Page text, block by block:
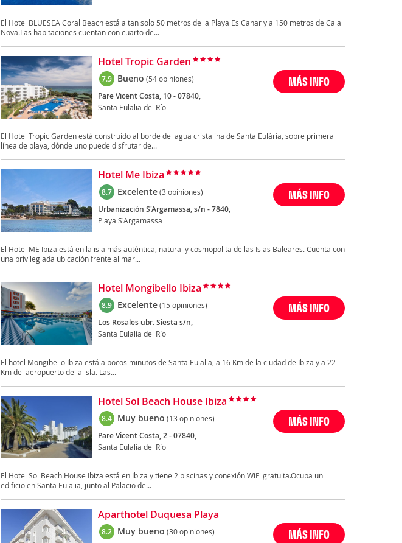
El Hotel BLUESEA Coral Beach está a tan solo 50 metros de la Playa Es Canar y a 150 metros de Cala
Nova.Las habitaciones cuentan con cuarto de...
Hotel Tropic Garden
7.9 Bueno (54 opiniones)
Pare Vicent Costa, 10 - 07840,
Santa Eulalia del Río
MÁS INFO
El Hotel Tropic Garden está construido al borde del agua cristalina de Santa Eulária, sobre primera
línea de playa, dónde uno puede disfrutar de...
Hotel Me Ibiza
8.7 Excelente(3 opiniones)
Urbanización S'Argamassa, s/n - 7840,
Playa S'Argamassa
MÁS INFO
El Hotel ME Ibiza está en la isla más auténtica, natural y cosmopolita de las Islas Baleares. Cuenta con
una privilegiada ubicación frente al mar...
Hotel Mongibello Ibiza
8.9 Excelente(15 opiniones)
Los Rosales ubr. Siesta s/n,
Santa Eulalia del Río
MÁS INFO
El hotel Mongibello Ibiza está a pocos minutos de Santa Eulalia, a 16 Km de la ciudad de Ibiza y a 22
Km del aeropuerto de la isla. Las...
Hotel Sol Beach House Ibiza
8.4 Muy bueno (13 opiniones)
Pare Vicent Costa, 2 - 07840,
Santa Eulalia del Río
MÁS INFO
El Hotel Sol Beach House Ibiza está en Ibiza y tiene 2 piscinas y conexión WiFi gratuita.Ocupa un
edificio en Santa Eulalia, junto al Palacio de...
Aparthotel Duquesa Playa
8.2 Muy bueno (30 opiniones) MÁS INFO